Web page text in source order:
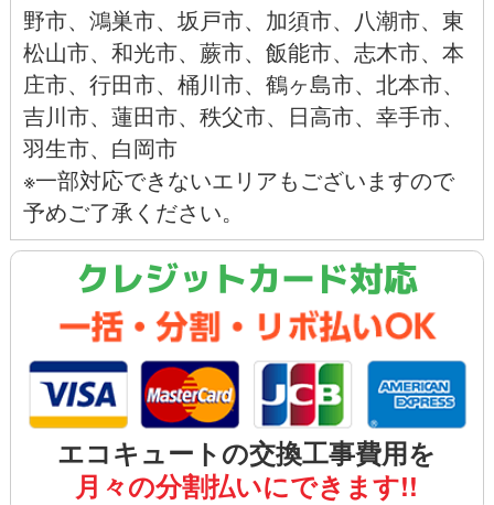
野市、 鴻巣市、 坂戸市、 加須市、 八潮市、 東
松山市、 和光市、 蕨市、 飯能市、 志木市、 本
庄市、 行田市、 桶川市、 鶴ヶ島市、 北本市、
吉川市、 蓮田市、 秩父市、 日高市、 幸手市、
羽生市、 白岡市
※一部対応できないエリアもございますので
予めご了承ください。
クレジットカード対応
エコキュートの交換工事費用を
月々の分割払いにできます!!